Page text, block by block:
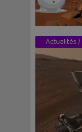
Actualités/